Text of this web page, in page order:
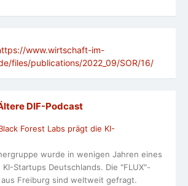
www.wirtschaft-im-
files/publications/2022_09/SOR/16/
DlF-Podcast
Forest Labs prägt die KI-
wurde in wenigen Jahren eines
Startups Deutschlands. Die "FLUX"-
Freiburg sind weltweit gefragt.